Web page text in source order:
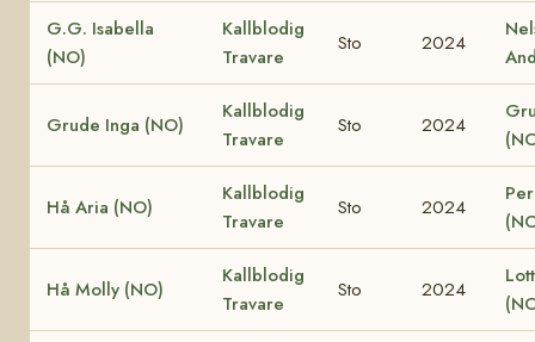
G.G. Isabella
(NO)
Kallblodig
Travare
Sto 2024
Grude Inga (NO)
Kallblodig
Travare
Sto 2024
Hå Aria (NO)
Kallblodig
Travare
Sto 2024
Hå Molly (NO)
Kallblodig
Travare
Sto 2024